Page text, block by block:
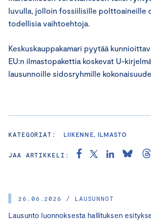
26.06.2026 / LAUSUNNOT
Lausunto luonnoksesta hallituksen
luvulla, jolloin fossiilisille polttoaineille
todellisia vaihtoehtoja.
Keskuskauppakamari pyytää
EU:n ilmastopakettia koskevat U-
lausunnoille sidosryhmille
KATEGORIAT: LIIKENNE, ILMASTO
JAA ARTIKKELI: